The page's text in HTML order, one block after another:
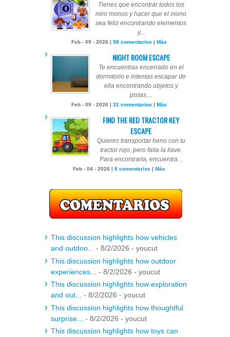
Tienes que encontrar todos los
mini monos y hacer que el mono
sea feliz encontrando elementos
y...
Feb - 09 - 2026 | 58 comentarios | Más
NIGHT ROOM ESCAPE
Te encuentras encerrado en el
dormitorio e intentas escapar de
ella encontrando objetos y
pistas,...
Feb - 09 - 2026 | 31 comentarios | Más
FIND THE RED TRACTOR KEY
ESCAPE
Quieres transportar heno con tu
tractor rojo, pero falta la llave.
Para encontrarla, encuentra...
Feb - 04 - 2026 | 6 comentarios | Más
This discussion highlights how vehicles
and outdoo...
- 8/2/2026 - youcut
This discussion highlights how outdoor
experiences...
- 8/2/2026 - youcut
This discussion highlights how exploration
and out...
- 8/2/2026 - youcut
This discussion highlights how thoughtful
surprise...
- 8/2/2026 - youcut
This discussion highlights how toys can